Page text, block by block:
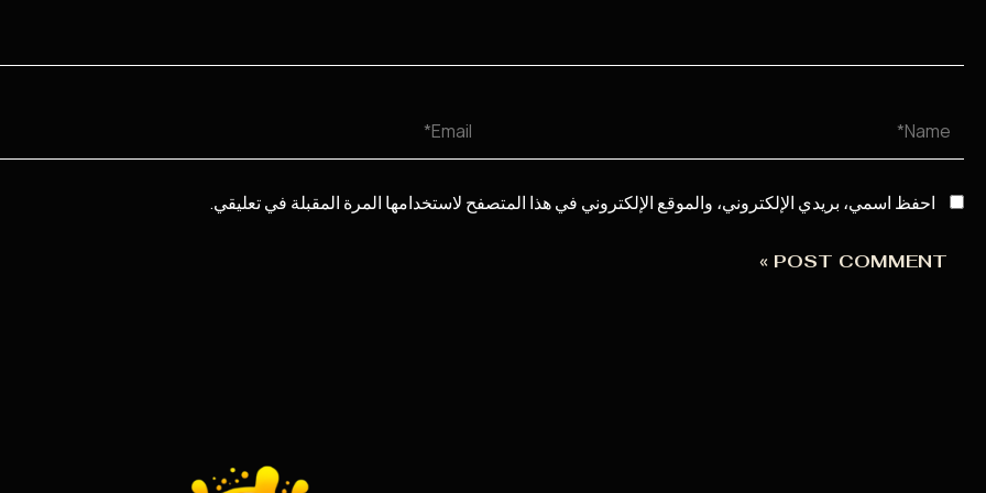
احفظ اسمي، بريدي الإلكتروني، والموقع الإلكتروني في هذا المتصفح لاستخدامها المرة المقبلة في تعليقي.